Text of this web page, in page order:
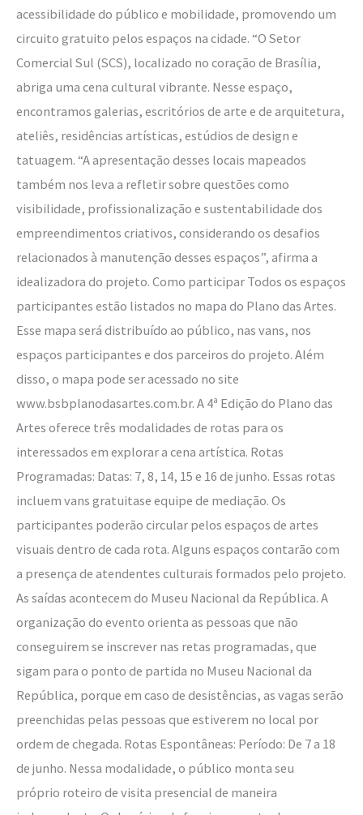
acessibilidade do público e mobilidade, promovendo um
circuito gratuito pelos espaços na cidade. “O Setor
Comercial Sul (SCS), localizado no coração de Brasília,
abriga uma cena cultural vibrante. Nesse espaço,
encontramos galerias, escritórios de arte e de arquitetura,
ateliês, residências artísticas, estúdios de design e
tatuagem. “A apresentação desses locais mapeados
também nos leva a refletir sobre questões como
visibilidade, profissionalização e sustentabilidade dos
empreendimentos criativos, considerando os desafios
relacionados à manutenção desses espaços”, afirma a
idealizadora do projeto. Como participar Todos os espaços
participantes estão listados no mapa do Plano das Artes.
Esse mapa será distribuído ao público, nas vans, nos
espaços participantes e dos parceiros do projeto. Além
disso, o mapa pode ser acessado no site
www.bsbplanodasartes.com.br. A 4ª Edição do Plano das
Artes oferece três modalidades de rotas para os
interessados em explorar a cena artística. Rotas
Programadas: Datas: 7, 8, 14, 15 e 16 de junho. Essas rotas
incluem vans gratuitase equipe de mediação. Os
participantes poderão circular pelos espaços de artes
visuais dentro de cada rota. Alguns espaços contarão com
a presença de atendentes culturais formados pelo projeto.
As saídas acontecem do Museu Nacional da República. A
organização do evento orienta as pessoas que não
conseguirem se inscrever nas retas programadas, que
sigam para o ponto de partida no Museu Nacional da
República, porque em caso de desistências, as vagas serão
preenchidas pelas pessoas que estiverem no local por
ordem de chegada. Rotas Espontâneas: Período: De 7 a 18
de junho. Nessa modalidade, o público monta seu
próprio roteiro de visita presencial de maneira